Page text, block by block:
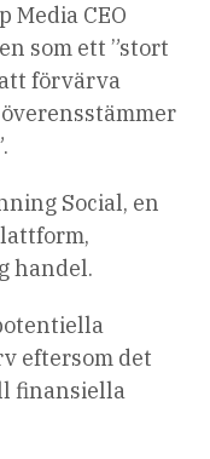
Media CEO
som ett ”stort
förvärva
Social, en
handel.
eftersom det
finansiella